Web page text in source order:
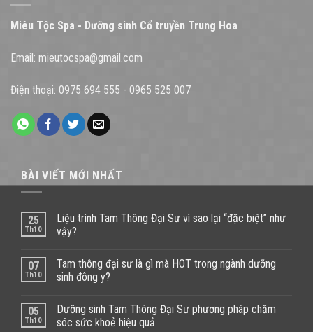
Miêu Tộc Spa - Dưỡng sinh Cổ truyền Trung Hoa
Email: mieutocspa@gmail.com
Điện thoại: 0975 694 555 - 0965 525 007
BÀI VIẾT MỚI NHẤT
25
Th10
Liệu trình Tam Thông Đại Sư vì sao lại “đặc biệt” như
vậy?
07
Th10
Tam thông đại sư là gì mà HOT trong ngành dưỡng
sinh đông y?
05
Th10
Dưỡng sinh Tam Thông Đại Sư phương pháp chăm
sóc sức khoẻ hiệu quả